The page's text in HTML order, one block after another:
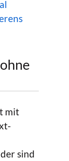
mit
sind